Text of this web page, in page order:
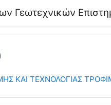
Γεωτεχνικών
ΚΑΙ ΤΕΧΝΟΛΟΓΙΑΣ